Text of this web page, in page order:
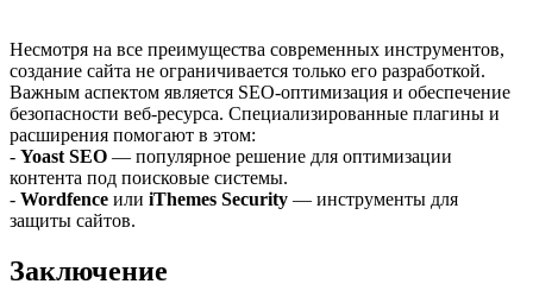
Несмотря на все преимущества современных инструментов,
создание сайта не ограничивается только его разработкой.
Важным аспектом является SEO-оптимизация и обеспечение
безопасности веб-ресурса. Специализированные плагины и
расширения помогают в этом:
- Yoast SEO — популярное решение для оптимизации
контента под поисковые системы.
- Wordfence или iThemes Security — инструменты для
защиты сайтов.
Заключение